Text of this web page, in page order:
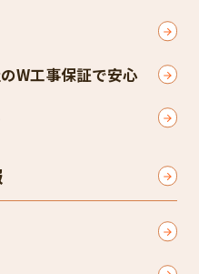
W工事保証で安心